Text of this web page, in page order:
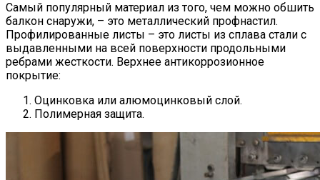
Самый популярный материал из того, чем можно обшить
балкон снаружи, – это металлический профнастил.
Профилированные листы – это листы из сплава стали с
выдавленными на всей поверхности продольными
ребрами жесткости. Верхнее антикоррозионное
покрытие:
Оцинковка или алюмоцинковый слой.
Полимерная защита.